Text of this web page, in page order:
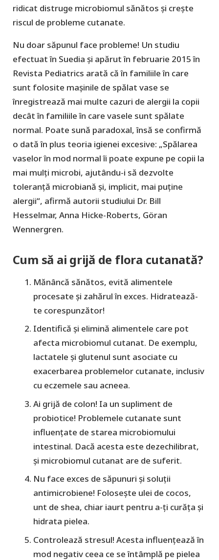
ridicat distruge microbiomul sănătos și crește
riscul de probleme cutanate.
Nu doar săpunul face probleme! Un studiu
efectuat în Suedia și apărut în februarie 2015 în
Revista Pediatrics arată că în familiile în care
sunt folosite mașinile de spălat vase se
înregistrează mai multe cazuri de alergii la copii
decât în familiile în care vasele sunt spălate
normal. Poate sună paradoxal, însă se confirmă
o dată în plus teoria igienei excesive: „Spălarea
vaselor în mod normal îi poate expune pe copii la
mai mulți microbi, ajutându-i să dezvolte
toleranță microbiană și, implicit, mai puține
alergii“, afirmă autorii studiului Dr. Bill
Hesselmar, Anna Hicke-Roberts, Göran
Wennergren.
Cum să ai grijă de flora cutanată?
Mănâncă sănătos, evită alimentele
procesate și zahărul în exces. Hidratează-
te corespunzător!
Identifică și elimină alimentele care pot
afecta microbiomul cutanat. De exemplu,
lactatele și glutenul sunt asociate cu
exacerbarea problemelor cutanate, inclusiv
cu eczemele sau acneea.
Ai grijă de colon! Ia un supliment de
probiotice! Problemele cutanate sunt
influențate de starea microbiomului
intestinal. Dacă acesta este dezechilibrat,
și microbiomul cutanat are de suferit.
Nu face exces de săpunuri și soluții
antimicrobiene! Folosește ulei de cocos,
unt de shea, chiar iaurt pentru a-ți curăța și
hidrata pielea.
Controlează stresul! Acesta influențează în
mod negativ ceea ce se întâmplă pe pielea